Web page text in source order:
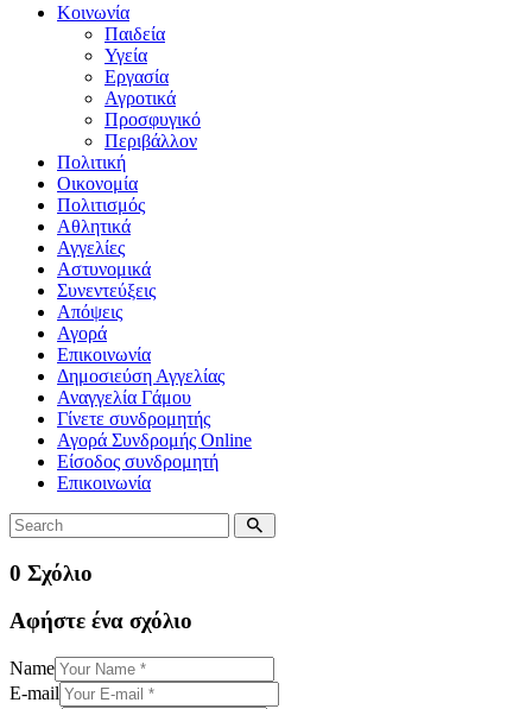
Κοινωνία
Παιδεία
Υγεία
Εργασία
Αγροτικά
Προσφυγικό
Περιβάλλον
Πολιτική
Οικονομία
Πολιτισμός
Αθλητικά
Αγγελίες
Αστυνομικά
Συνεντεύξεις
Απόψεις
Αγορά
Επικοινωνία
Δημοσιεύση Αγγελίας
Αναγγελία Γάμου
Γίνετε συνδρομητής
Αγορά Συνδρομής Online
Είσοδος συνδρομητή
Επικοινωνία
0 Σχόλιο
Αφήστε ένα σχόλιο
Name
E-mail